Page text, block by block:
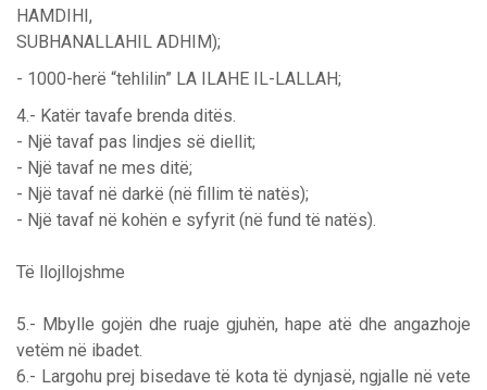
HAMDIHI,
SUBHANALLAHIL ADHIM);
- 1000-herë “tehlilin” LA ILAHE IL-LALLAH;
4.- Katër tavafe brenda ditës.
- Një tavaf pas lindjes së diellit;
- Një tavaf ne mes ditë;
- Një tavaf në darkë (në fillim të natës);
- Një tavaf në kohën e syfyrit (në fund të natës).
Të llojllojshme
5.- Mbylle gojën dhe ruaje gjuhën, hape atë dhe angazhoje
vetëm në ibadet.
6.- Largohu prej bisedave të kota të dynjasë, ngjalle në vete